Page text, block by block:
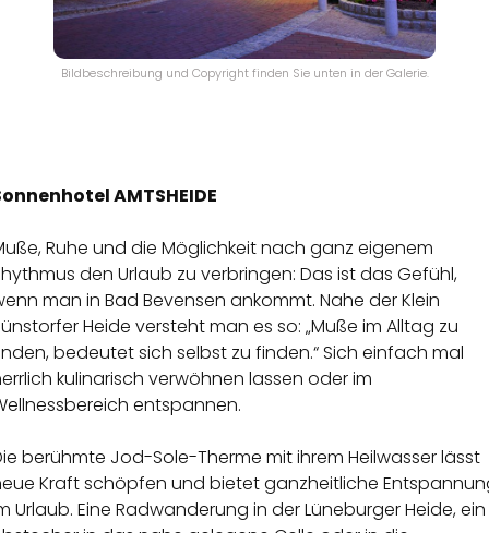
Bildbeschreibung und Copyright finden Sie unten in der Galerie.
AMTSHEIDE
Ruhe und die Möglichkeit nach ganz eigenem
den Urlaub zu verbringen: Das ist das Gefühl,
man in Bad Bevensen ankommt. Nahe der Klein
Heide versteht man es so: „Muße im Alltag zu
bedeutet sich selbst zu finden.“ Sich einfach mal
kulinarisch verwöhnen lassen oder im
entspannen.
berühmte Jod-Sole-Therme mit ihrem Heilwasser lässt
Kraft schöpfen und bietet ganzheitliche
Urlaub. Eine Radwanderung in der Lüneburger Heide, ein